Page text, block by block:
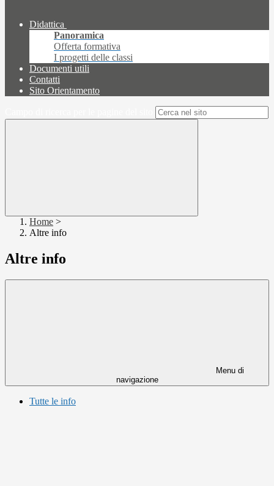
Didattica
Panoramica
Offerta formativa
I progetti delle classi
Documenti utili
Contatti
Sito Orientamento
Home >
Altre info
Altre info
Menu di
navigazione
Tutte le info